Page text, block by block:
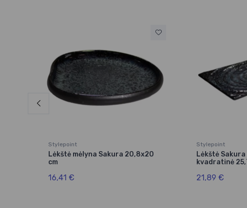
Stylepoint
Lėkštė mėlyna Sakura 20,8x20
cm
16,41 €
Stylepoint
Lėkštė Sakura
kvadratinė
21,89 €